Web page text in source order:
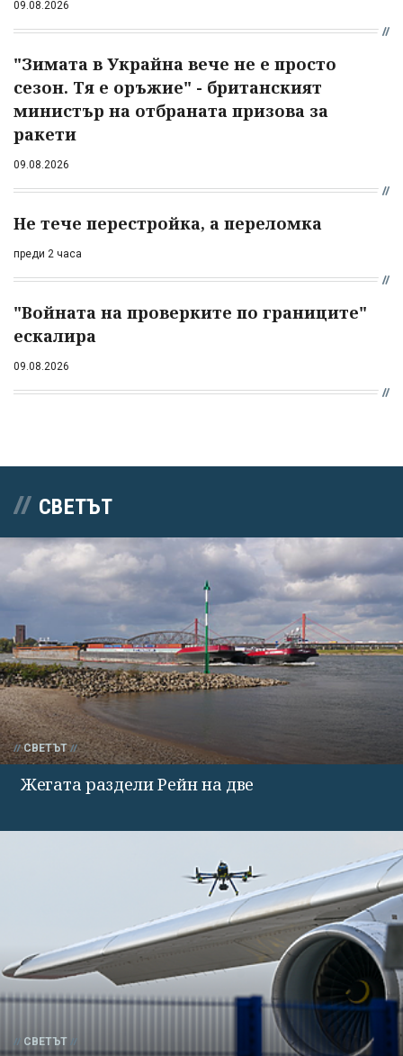
09.08.2026
"Зимата в Украйна вече не е просто
сезон. Тя е оръжие" - британският
министър на отбраната призова за
ракети
09.08.2026
Не тече перестройка, а переломка
преди 2 часа
"Войната на проверките по границите"
ескалира
09.08.2026
СВЕТЪТ
СВЕТЪТ
Жегата раздели Рейн на две
СВЕТЪТ